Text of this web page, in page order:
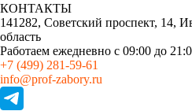
КОНТАКТЫ
141282, Советский проспект, 14,
область
Работаем ежедневно с 09:00 до
+7 (499) 281-59-61
info@prof-zabory.ru